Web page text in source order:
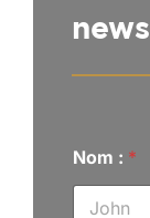
Nom : *